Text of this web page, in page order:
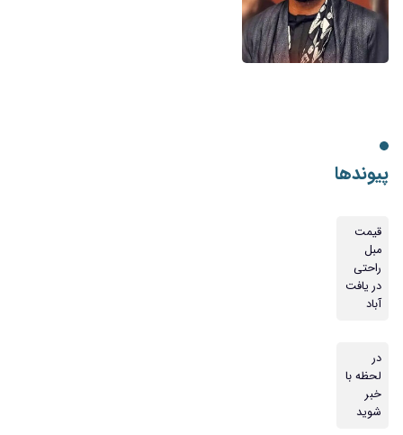
پیوندها
قیمت
مبل
راحتی
در یافت
آباد
در
لحظه با
خبر
شوید